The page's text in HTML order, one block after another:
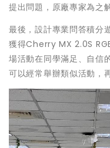
提出問題，原廠專家為之解
最後，設計專業問答積分
獲得Cherry MX 2.0S
場活動在同學滿足、自信
可以經常舉辦類似活動，